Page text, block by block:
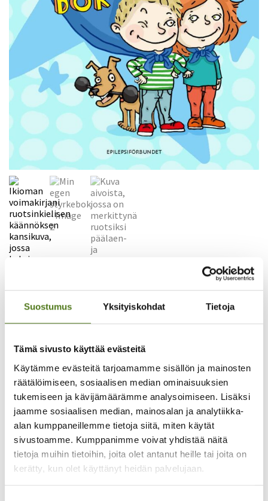
Suostumus Yksityiskohdat Tietoja
Tämä sivusto käyttää evästeitä
Käytämme evästeitä tarjoamamme sisällön ja mainosten
räätälöimiseen, sosiaalisen median ominaisuuksien
tukemiseen ja kävijämäärämme analysoimiseen. Lisäksi
jaamme sosiaalisen median, mainosalan ja analytiikka-
alan kumppaneillemme tietoja siitä, miten käytät
sivustoamme. Kumppanimme voivat yhdistää näitä
tietoja muihin tietoihin, joita olet antanut heille tai joita on
kerätty, kun olet käyttänyt heidän palvelujaan.
0,00€
Min egen styrkebok on Ikioma voimakirjani -lastenkirjan
ruotsinkielinen käännös. Ikioma voimakirjani syntyi lasten
toiveita ja ideoita kuunnellen. Kirja tarjoaa tietoa
epilepsiasta ja vahvistaa epilepsiaa sairastavan lapsen
minäkuvaa.
Voit tutustua kirjaan myös verkossa:Min egen styrkebok,